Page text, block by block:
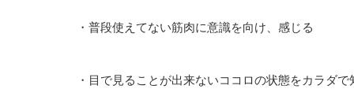
・普段使えてない筋肉に意識を向け、感じる
・目で見ることが出来ないココロの状態をカラダで